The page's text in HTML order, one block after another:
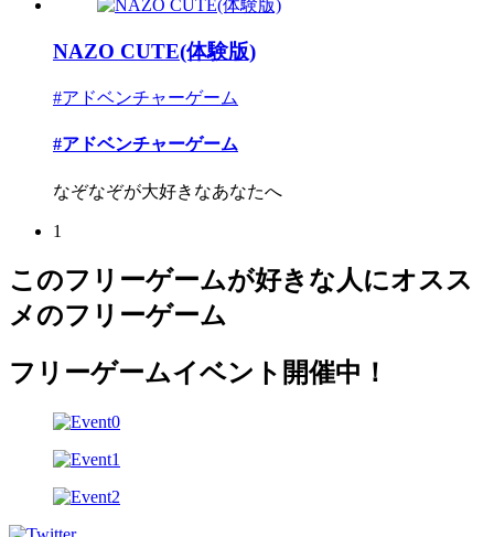
NAZO CUTE(体験版)
#アドベンチャーゲーム
#アドベンチャーゲーム
なぞなぞが大好きなあなたへ
1
このフリーゲームが好きな人にオスス
メのフリーゲーム
フリーゲームイベント開催中！